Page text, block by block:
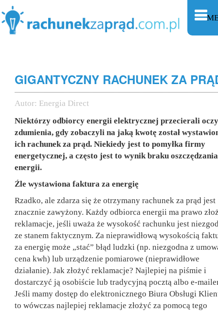
GIGANTYCZNY RACHUNEK ZA
Autor: Energia Direct
Niektórzy odbiorcy energii elektrycznej przecierali
zdumienia, gdy zobaczyli na jaką kwotę został
ich rachunek za prąd. Niekiedy jest to pomyłka firmy
energetycznej, a często jest to wynik braku oszczędzania
energii.
Źle wystawiona faktura za energię
Rzadko, ale zdarza się że otrzymany rachunek za prąd jest
znacznie zawyżony. Każdy odbiorca energii ma prawo
reklamacje, jeśli uważa że wysokość rachunku jest
ze stanem faktycznym. Za nieprawidłową wysokością
za energię może „stać” błąd ludzki (np. niezgodna z
cena kwh) lub urządzenie pomiarowe (nieprawidłowe
działanie). Jak złożyć reklamacje? Najlepiej na piśmie i
dostarczyć ją osobiście lub tradycyjną pocztą albo e-
Jeśli mamy dostęp do elektronicznego Biura Obsługi
to wówczas najlepiej reklamacje złożyć za pomocą tego